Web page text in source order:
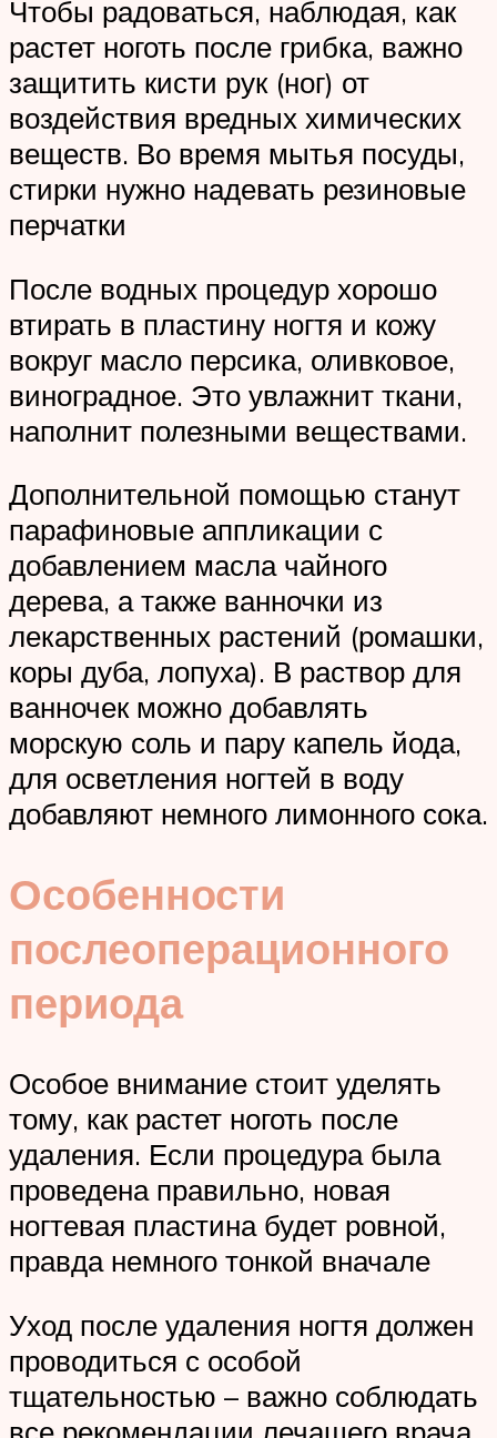
Чтобы радоваться, наблюдая, как
растет ноготь после грибка, важно
защитить кисти рук (ног) от
воздействия вредных химических
веществ. Во время мытья посуды,
стирки нужно надевать резиновые
перчатки
После водных процедур хорошо
втирать в пластину ногтя и кожу
вокруг масло персика, оливковое,
виноградное. Это увлажнит ткани,
наполнит полезными веществами.
Дополнительной помощью станут
парафиновые аппликации с
добавлением масла чайного
дерева, а также ванночки из
лекарственных растений (ромашки,
коры дуба, лопуха). В раствор для
ванночек можно добавлять
морскую соль и пару капель йода,
для осветления ногтей в воду
добавляют немного лимонного сока.
Особенности
послеоперационного
периода
Особое внимание стоит уделять
тому, как растет ноготь после
удаления. Если процедура была
проведена правильно, новая
ногтевая пластина будет ровной,
правда немного тонкой вначале
Уход после удаления ногтя должен
проводиться с особой
тщательностью – важно соблюдать